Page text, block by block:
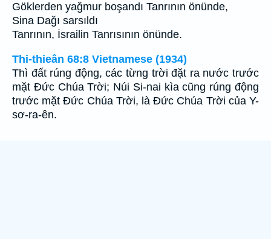
Göklerden yağmur boşandı Tanrının önünde,
Sina Dağı sarsıldı
Tanrının, İsrailin Tanrısının önünde.
Thi-thieân 68:8 Vietnamese (1934)
Thì đất rúng động, các từng trời đặt ra nước trước
mặt Ðức Chúa Trời; Núi Si-nai kìa cũng rúng động
trước mặt Ðức Chúa Trời, là Ðức Chúa Trời của Y-
sơ-ra-ên.